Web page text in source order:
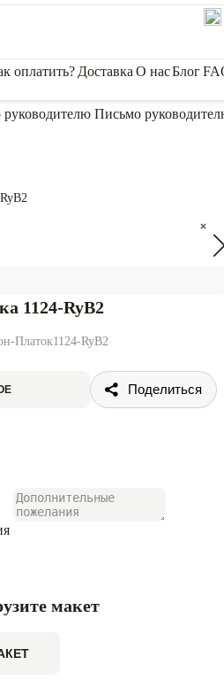
оплатить? Доставка О насБлог
Письмо
1124-RyB2
Платок1124-RyB2
Поделиться
макет
×
×